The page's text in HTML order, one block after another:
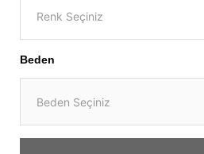
Beden